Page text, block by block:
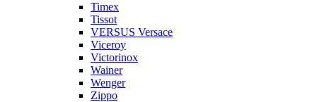
Timex
Tissot
VERSUS Versace
Viceroy
Victorinox
Wainer
Wenger
Zippo